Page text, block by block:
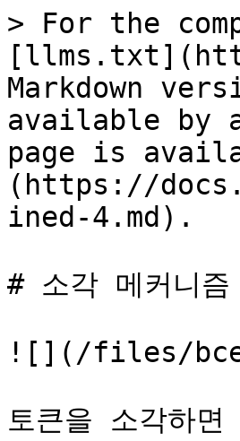
> For the
Markdown
available by
page is
(https://
ined-4.md).
# 소각 메커니즘
![](/files/
토큰을 소각하